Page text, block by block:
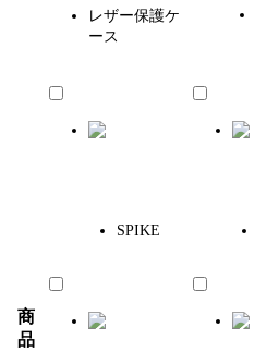
商
品
レザー保護ケ
ース
SPIKE